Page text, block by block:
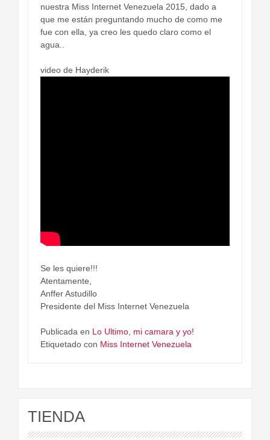
nuestra Miss Internet Venezuela 2015, dado a
que me están preguntando mucho de como me
fue con ella, ya creo les quedo claro como el
agua..
video de Hayderik
Se les quiere!!!
Atentamente,
Anffer Astudillo
Presidente del Miss Internet Venezuela
Publicada en Lo Ultimo, mi camara y yo!
Etiquetado con Miss Internet Venezuela
TIENDA